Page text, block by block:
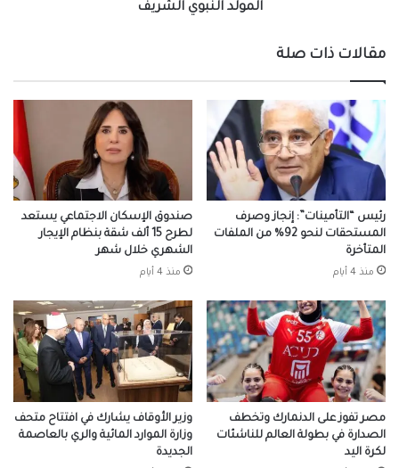
المولد النبوي الشريف
مقالات ذات صلة
رئيس “التأمينات”: إنجاز وصرف
المستحقات لنحو 92% من الملفات
المتأخرة
منذ 4 أيام
صندوق الإسكان الاجتماعي يستعد
لطرح 15 ألف شقة بنظام الإيجار
الشهري خلال شهر
منذ 4 أيام
مصر تفوز على الدنمارك وتخطف
الصدارة في بطولة العالم للناشئات
لكرة اليد
وزير الأوقاف يشارك في افتتاح متحف
وزارة الموارد المائية والري بالعاصمة
الجديدة